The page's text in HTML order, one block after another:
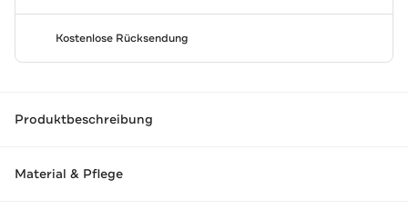
Kostenlose Rücksendung
Produktbeschreibung
Material & Pflege